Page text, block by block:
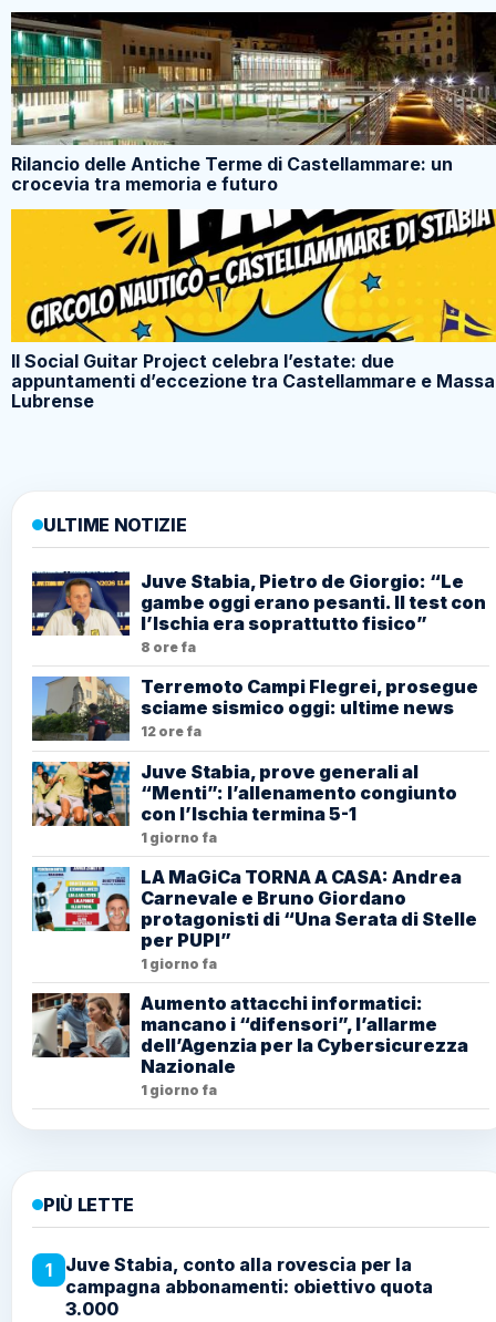
Rilancio delle Antiche Terme di Castellammare: un
crocevia tra memoria e futuro
Il Social Guitar Project celebra l’estate: due
appuntamenti d’eccezione tra Castellammare e Massa
Lubrense
ULTIME NOTIZIE
Juve Stabia, Pietro de Giorgio: “Le
gambe oggi erano pesanti. Il test con
l’Ischia era soprattutto fisico”
8 ore fa
Terremoto Campi Flegrei, prosegue
sciame sismico oggi: ultime news
12 ore fa
Juve Stabia, prove generali al
“Menti”: l’allenamento congiunto
con l’Ischia termina 5-1
1 giorno fa
LA MaGiCa TORNA A CASA: Andrea
Carnevale e Bruno Giordano
protagonisti di “Una Serata di Stelle
per PUPI”
1 giorno fa
Aumento attacchi informatici:
mancano i “difensori”, l’allarme
dell’Agenzia per la Cybersicurezza
Nazionale
1 giorno fa
PIÙ LETTE
1
Juve Stabia, conto alla rovescia per la
campagna abbonamenti: obiettivo quota
3.000